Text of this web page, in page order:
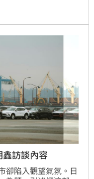
領的美方談判團
達成共識並完成簽
中媒卻批評台灣「投
訪談內容
卻陷入觀望氣氛。日